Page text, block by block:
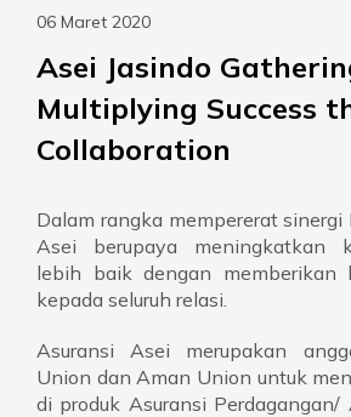
06 Maret 2020
Asei Jasindo
Multiplying Success
Collaboration
Dalam rangka mempererat sinergi
Asei berupaya meningkatkan
lebih baik dengan memberikan
kepada seluruh relasi.
Asuransi Asei merupakan
Union dan Aman Union untuk
di produk Asuransi Perdagangan/